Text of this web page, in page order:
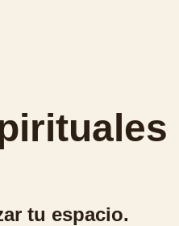
tu espacio.